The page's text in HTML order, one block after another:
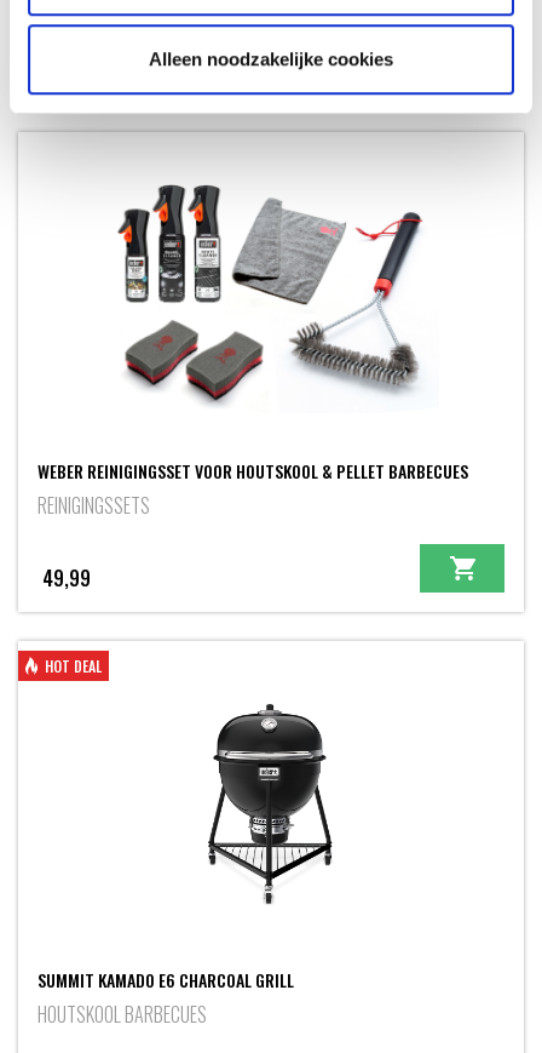
Alleen noodzakelijke cookies
BRIKETTENSTARTERS
Meer informatie
WEBER REINIGINGSSET VOOR HOUTSKOOL & PELLET BARBECUES
REINIGINGSSETS
49,99
HOT DEAL
SUMMIT KAMADO E6 CHARCOAL GRILL
HOUTSKOOL BARBECUES